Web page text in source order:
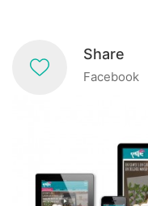
Share
Facebook